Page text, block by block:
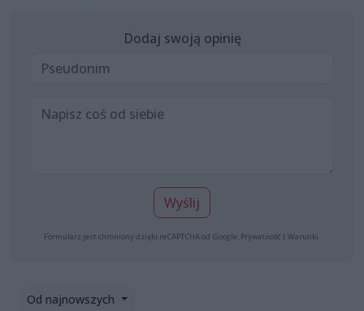
Dodaj swoją opinię
Wyślij
Formularz jest chroniony dzięki reCAPTCHA od Google: Prywatność | Warunki
Od najnowszych